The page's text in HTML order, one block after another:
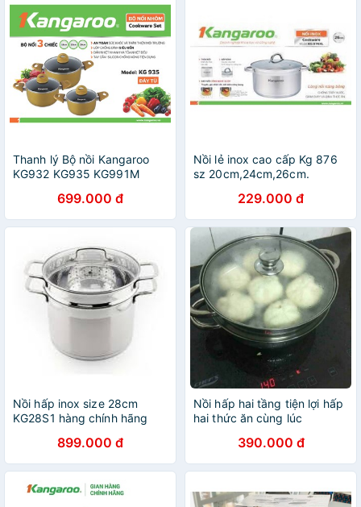
Thanh lý Bộ nồi Kangaroo
KG932 KG935 KG991M
699.000 đ
Nồi lẻ inox cao cấp Kg 876
sz 20cm,24cm,26cm.
229.000 đ
Nồi hấp inox size 28cm
KG28S1 hàng chính hãng
899.000 đ
Nồi hấp hai tầng tiện lợi hấp
hai thức ăn cùng lúc
390.000 đ